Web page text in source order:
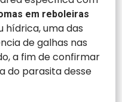
em reboleiras
hídrica, uma das
de galhas nas
a fim de confirmar
do parasita desse